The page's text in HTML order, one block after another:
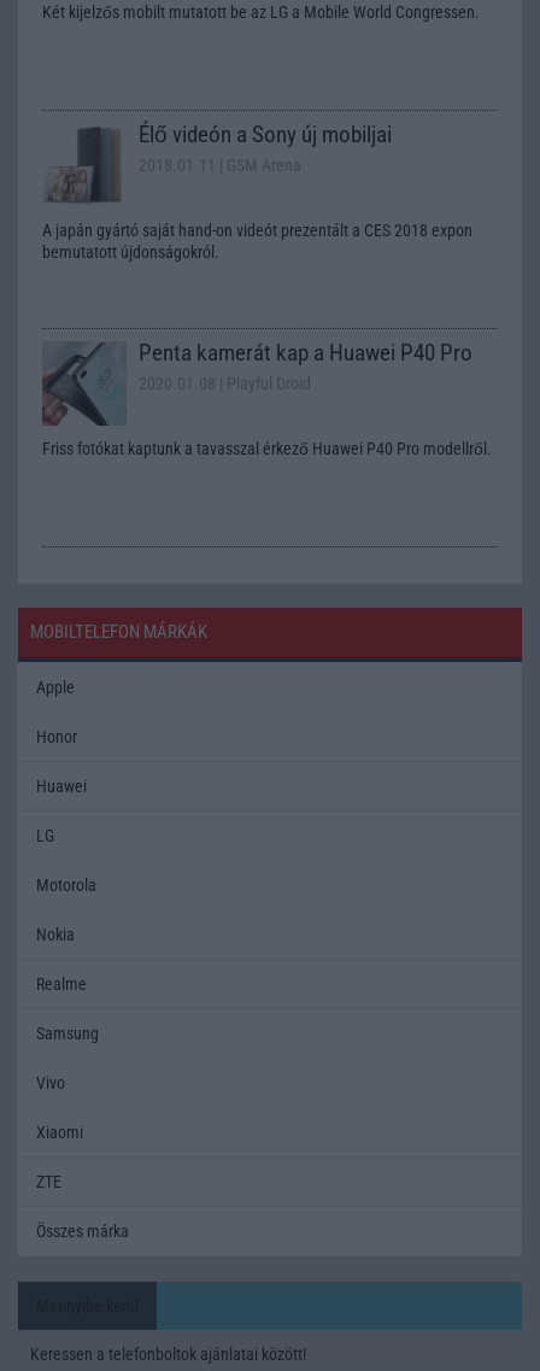
Két kijelzős mobilt mutatott be az LG a Mobile World Congressen.
Élő videón a Sony új mobiljai
2018.01.11 | GSM Arena
A japán gyártó saját hand-on videót prezentált a CES 2018 expon
bemutatott újdonságokról.
Penta kamerát kap a Huawei P40 Pro
2020.01.08 | Playful Droid
Friss fotókat kaptunk a tavasszal érkező Huawei P40 Pro modellről.
MOBILTELEFON MÁRKÁK
Apple
Honor
Huawei
LG
Motorola
Nokia
Realme
Samsung
Vivo
Xiaomi
ZTE
Összes márka
Keressen a telefonboltok ajánlatai között!